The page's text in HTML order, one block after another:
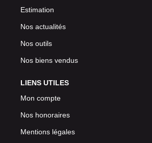
Estimation
Nos actualités
Nos outils
Nos biens vendus
LIENS UTILES
Mon compte
Nos honoraires
Mentions légales